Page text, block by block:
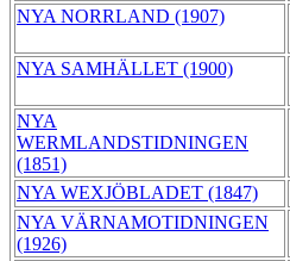
NYA NORRLAND (1907)
NYA SAMHÄLLET (1900)
NYA
WERMLANDSTIDNINGEN
(1851)
NYA WEXJÖBLADET (1847)
NYA VÄRNAMOTIDNINGEN
(1926)